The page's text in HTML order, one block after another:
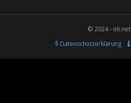
© 2024 - oli.net
§ Datenschutzerklärung